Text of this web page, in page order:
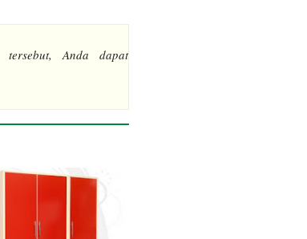
Anda dapat